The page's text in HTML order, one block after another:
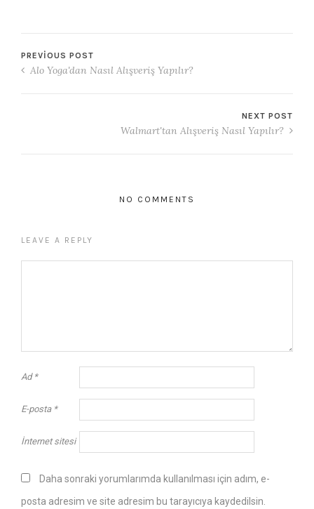
PREVIOUS POST
Alo Yoga'dan Nasıl Alışveriş Yapılır?
NEXT POST
Walmart'tan Alışveriş Nasıl Yapılır?
NO COMMENTS
LEAVE A REPLY
Ad *
E-posta *
İnternet sitesi
Daha sonraki yorumlarımda kullanılması için adım, e-
posta adresim ve site adresim bu tarayıcıya kaydedilsin.